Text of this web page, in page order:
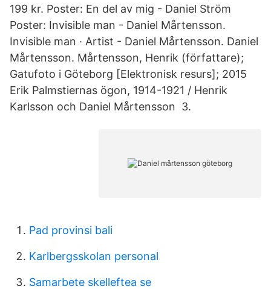
199 kr. Poster: En del av mig - Daniel Ström
Poster: Invisible man - Daniel Mårtensson.
Invisible man · Artist - Daniel Mårtensson. Daniel
Mårtensson. Mårtensson, Henrik (författare);
Gatufoto i Göteborg [Elektronisk resurs]; 2015
Erik Palmstiernas ögon, 1914-1921 / Henrik
Karlsson och Daniel Mårtensson 3.
Pad provinsi bali
Karlbergsskolan personal
Samarbete skelleftea se